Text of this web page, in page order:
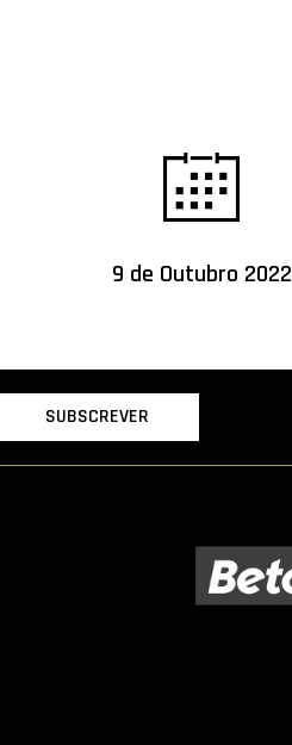
9 de Outubro 2022
SUBSCREVER